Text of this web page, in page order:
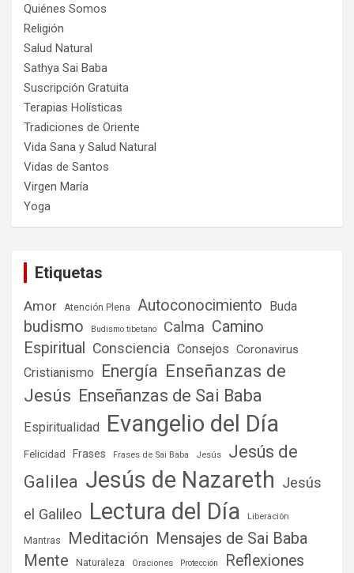
Quiénes Somos
Religión
Salud Natural
Sathya Sai Baba
Suscripción Gratuita
Terapias Holísticas
Tradiciones de Oriente
Vida Sana y Salud Natural
Vidas de Santos
Virgen María
Yoga
Etiquetas
Amor Atención Plena Autoconocimiento Buda
budismo Budismo tibetano Calma Camino
Espiritual
Consciencia Consejos Coronavirus
Cristianismo Energía Enseñanzas de
Jesús Enseñanzas de Sai Baba
Espiritualidad Evangelio del Día
Felicidad Frases Frases de Sai Baba Jesús
Jesús de
Galilea Jesús de Nazareth Jesús
el Galileo Lectura del Día Liberación
Mantras Meditación Mensajes de Sai Baba
Mente
Naturaleza Oraciones Protección Reflexiones